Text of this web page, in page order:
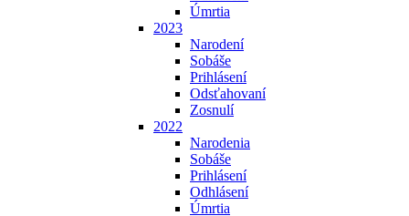
Úmrtia
2023
Narodení
Sobáše
Prihlásení
Odsťahovaní
Zosnulí
2022
Narodenia
Sobáše
Prihlásení
Odhlásení
Úmrtia